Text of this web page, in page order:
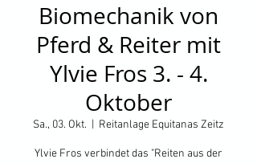
Biomechanik von
Pferd & Reiter mit
Ylvie Fros 3. - 4.
Oktober
Sa., 03. Okt. Reitanlage Equitanas Zeitz
Ylvie Fros verbindet das "Reiten aus der